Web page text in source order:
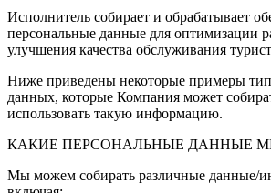
Исполнитель собирает и обрабатывает
персональные данные для оптимизации
улучшения качества обслуживания
Ниже приведены некоторые примеры
данных, которые Компания может
использовать такую информацию.
КАКИЕ ПЕРСОНАЛЬНЫЕ ДАННЫЕ
Мы можем собирать различные данные/